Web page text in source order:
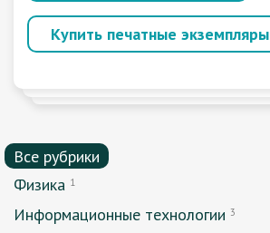
Купить печатные экземпляры
Все рубрики
Физика 1
Информационные технологии 3